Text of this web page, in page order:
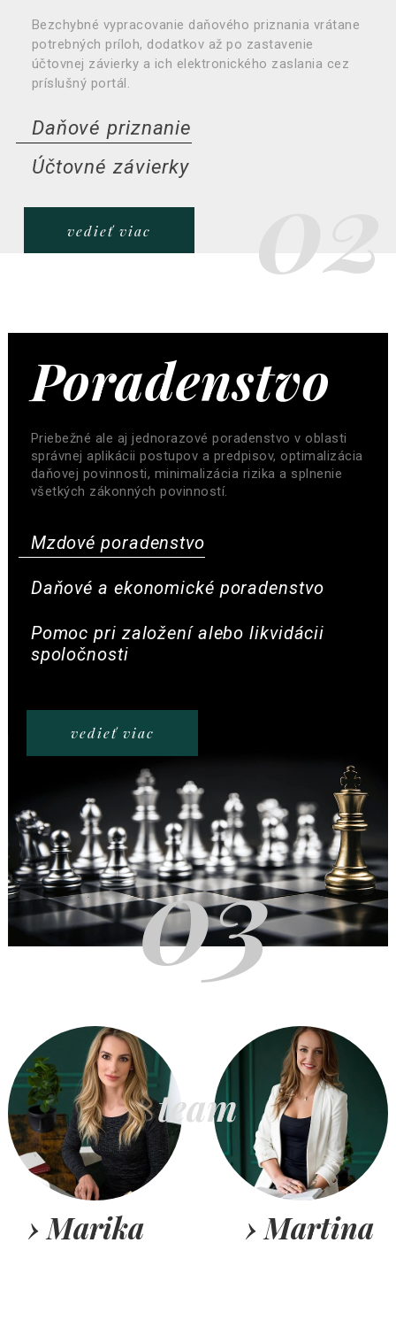
Bezchybné vypracovanie daňového priznania vrátane
potrebných príloh, dodatkov až po zastavenie
účtovnej závierky a ich elektronického zaslania cez
príslušný portál.
Daňové priznanie
Účtovné závierky
vedieť viac 02
03
Poradenstvo
vedieť viac
Priebežné ale aj jednorazové poradenstvo v oblasti
správnej aplikácii postupov a predpisov, optimalizácia
daňovej povinnosti, minimalizácia rizika a splnenie
všetkých zákonných povinností.
Mzdové poradenstvo
Daňové a ekonomické poradenstvo
Pomoc pri založení alebo likvidácii
spoločnosti
team
› Marika › Martina